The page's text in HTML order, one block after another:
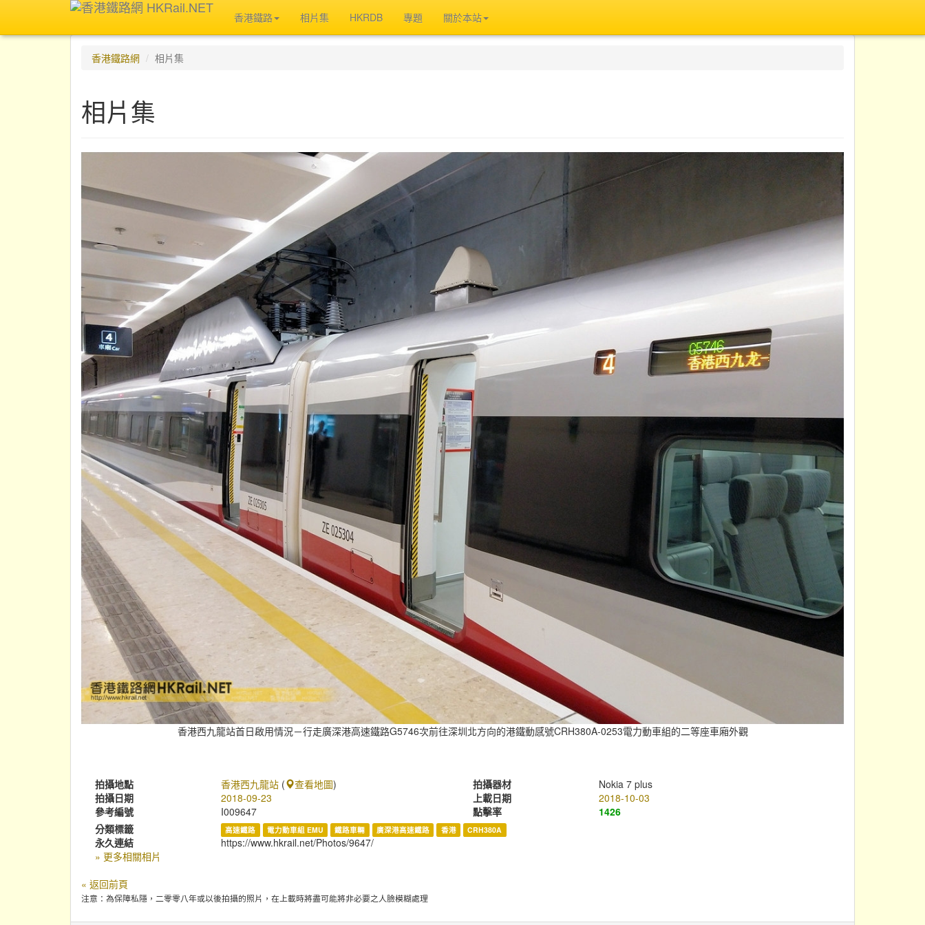
香港鐵路 相片集 HKRDB 專題 關於本站
香港鐵路網 相片集
相片集
香港西九龍站首日啟用情況－行走廣深港高速鐵路G5746次前往深圳北方向的港鐵動感號CRH380A-0253電力動車組的二等座車廂外觀
拍攝地點 香港西九龍站 ( 查看地圖) 拍攝器材
Nokia 7 plus
拍攝日期
2018-09-23 上載日期
2018-10-03
參考編號
I009647 點擊率
1426
分類標籤
高速鐵路 電力動車組 EMU 鐵路車輛 廣深港高速鐵路 香港 CRH380A
永久連結
https://www.hkrail.net/Photos/9647/
» 更多相關相片
« 返回前頁
注意：為保障私隱，二零零八年或以後拍攝的照片，在上載時將盡可能將非必要之人臉模糊處理